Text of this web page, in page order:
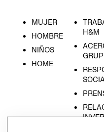
MUJER
HOMBRE
NIÑOS
HOME
H&M